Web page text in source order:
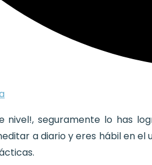
nivel!, seguramente lo has
a diario y eres hábil en